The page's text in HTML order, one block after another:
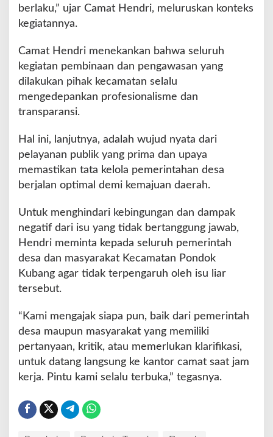
berlaku,” ujar Camat Hendri, meluruskan konteks
kegiatannya.
Camat Hendri menekankan bahwa seluruh
kegiatan pembinaan dan pengawasan yang
dilakukan pihak kecamatan selalu
mengedepankan profesionalisme dan
transparansi.
Hal ini, lanjutnya, adalah wujud nyata dari
pelayanan publik yang prima dan upaya
memastikan tata kelola pemerintahan desa
berjalan optimal demi kemajuan daerah.
Untuk menghindari kebingungan dan dampak
negatif dari isu yang tidak bertanggung jawab,
Hendri meminta kepada seluruh pemerintah
desa dan masyarakat Kecamatan Pondok
Kubang agar tidak terpengaruh oleh isu liar
tersebut.
“Kami mengajak siapa pun, baik dari pemerintah
desa maupun masyarakat yang memiliki
pertanyaan, kritik, atau memerlukan klarifikasi,
untuk datang langsung ke kantor camat saat jam
kerja. Pintu kami selalu terbuka,” tegasnya.